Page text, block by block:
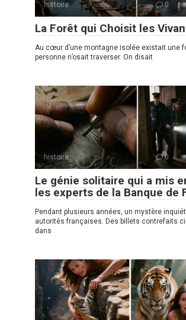
histoire 0
La Forêt qui Choisit les
Au cœur d’une montagne isolée existait une
personne n’osait traverser. On disait
histoire 0
Le génie solitaire qui a mis
les experts de la Banque de
Pendant plusieurs années, un mystère
autorités françaises. Des billets contrefaits
dans